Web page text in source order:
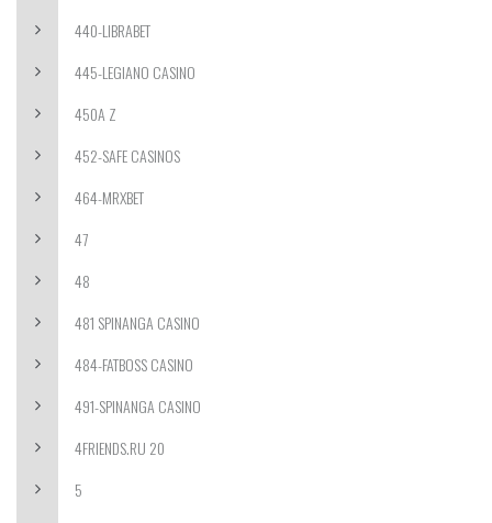
440-LIBRABET
445-LEGIANO CASINO
450A Z
452-SAFE CASINOS
464-MRXBET
47
48
481 SPINANGA CASINO
484-FATBOSS CASINO
491-SPINANGA CASINO
4FRIENDS.RU 20
5